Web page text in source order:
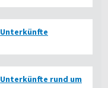
Unterkünfte
Unterkünfte rund um